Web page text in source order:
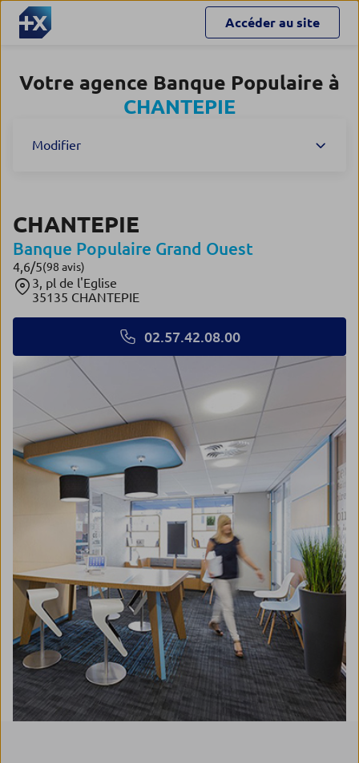
Accéder au site
Votre agence Banque Populaire à
CHANTEPIE
Modifier
CHANTEPIE
Banque Populaire Grand Ouest
4,6/5Note de 4.6 sur 5
(98 avis)
3, pl de l'Eglise
35135 CHANTEPIE
02.57.42.08.00